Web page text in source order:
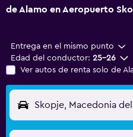
de Alamo en Aeropuerto
Entrega en el mismo punto
Edad del conductor: 25-26
Ver autos de renta solo de
Skopje, Macedonia